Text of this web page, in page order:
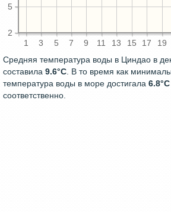
1 3 5 7 9 11 13 15 17 19
2
5
Средняя температура воды в Циндао в
составила 9.6°C. В то время как
температура воды в море достигала 6.8°C
соответственно.